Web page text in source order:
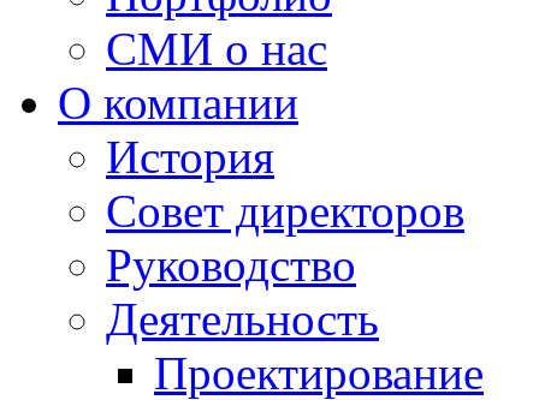
СМИ о нас
О компании
История
Совет директоров
Руководство
Деятельность
Проектирование